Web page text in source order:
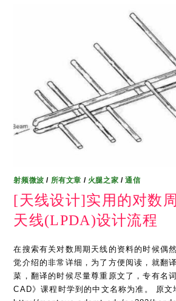
射频微波 / 所有文章 / 火腿之家 /通信
[天线设计]实用的对数
天线(LPDA)设计流程
在搜索有关对数周期天线的资料的时候偶
觉介绍的非常详细，为了方便阅读，就翻
菜，翻译的时候尽量尊重原文了，专有名
CAD》课程时学到的中文名称为准。 原文